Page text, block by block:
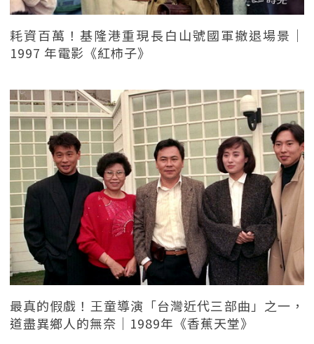
耗資百萬！基隆港重現長白山號國軍撤退場景｜
1997 年電影《紅柿子》
最真的假戲！王童導演「台灣近代三部曲」之一，
道盡異鄉人的無奈｜1989年《香蕉天堂》